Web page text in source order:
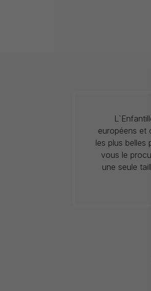
européens et
les plus belles
vous le
une seule